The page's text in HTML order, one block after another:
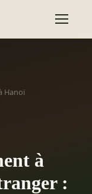
Hanoï
à
: